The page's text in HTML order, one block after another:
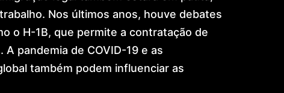
Nos últimos anos, houve debates
o H-1B, que permite a contratação de
pandemia de COVID-19 e as
também podem influenciar as